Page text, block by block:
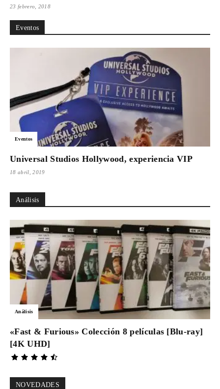
23 febrero, 2018
Eventos
Eventos
Universal Studios Hollywood, experiencia VIP
18 abril, 2019
Análisis
Análisis
«Fast & Furious» Colección 8 películas [Blu-ray]
[4K UHD]
NOVEDADES